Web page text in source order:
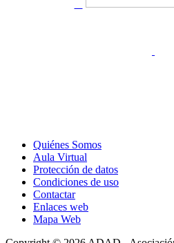
Quiénes Somos
Aula Virtual
Protección de datos
Condiciones de uso
Contactar
Enlaces web
Mapa Web